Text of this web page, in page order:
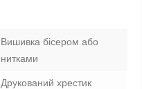
Вишивка бісером або
нитками
Друкований хрестик